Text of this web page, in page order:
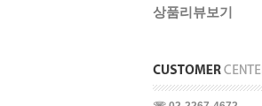
상품리뷰보기